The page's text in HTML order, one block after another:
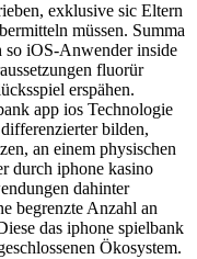
exklusive sic Eltern
müssen. Summa
so iOS-Anwender inside
fluorür
erspähen.
app ios Technologie
bilden,
an einem physischen
durch iphone kasino
dahinter
begrenzte Anzahl an
das iphone spielbank
Ökosystem.